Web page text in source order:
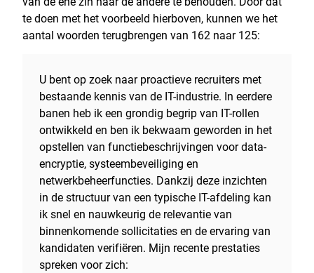
te doen met het voorbeeld hierboven, kunnen we het
aantal woorden terugbrengen van 162 naar 125:
U bent op zoek naar proactieve recruiters met
bestaande kennis van de IT-industrie. In eerdere
banen heb ik een grondig begrip van IT-rollen
ontwikkeld en ben ik bekwaam geworden in het
opstellen van functiebeschrijvingen voor data-
encryptie, systeembeveiliging en
netwerkbeheerfuncties. Dankzij deze inzichten
in de structuur van een typische IT-afdeling kan
ik snel en nauwkeurig de relevantie van
binnenkomende sollicitaties en de ervaring van
kandidaten verifiëren. Mijn recente prestaties
spreken voor zich: